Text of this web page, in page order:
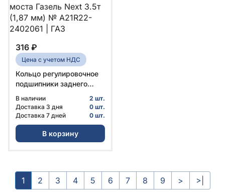
316 ₽
Цена с учетом НДС
Кольцо регулировочное
подшипники заднего
(1,87 мм) № А21R22-
2402061 | ГАЗ
В наличии
2 шт.
Доставка 3 дня
0 шт.
Доставка 7 дней
0 шт.
В корзину
1 2 3 4 5 6 7 8 9 > >|